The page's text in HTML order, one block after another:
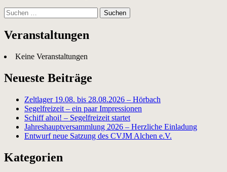
Suchen
nach:
Veranstaltungen
Keine Veranstaltungen
Neueste Beiträge
Zeltlager 19.08. bis 28.08.2026 – Hörbach
Segelfreizeit – ein paar Impressionen
Schiff ahoi! – Segelfreizeit startet
Jahreshauptversammlung 2026 – Herzliche Einladung
Entwurf neue Satzung des CVJM Alchen e.V.
Kategorien